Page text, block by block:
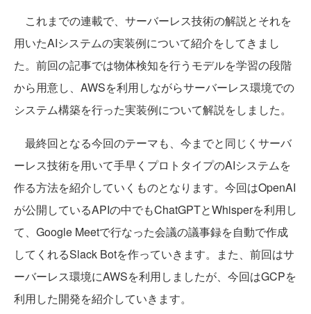
これまでの連載で、サーバーレス技術の解説とそれを
用いたAIシステムの実装例について紹介をしてきまし
た。前回の記事では物体検知を行うモデルを学習の段階
から用意し、AWSを利用しながらサーバーレス環境での
システム構築を行った実装例について解説をしました。
最終回となる今回のテーマも、今までと同じくサーバ
ーレス技術を用いて手早くプロトタイプのAIシステムを
作る方法を紹介していくものとなります。今回はOpenAI
が公開しているAPIの中でもChatGPTとWhisperを利用し
て、Google Meetで行なった会議の議事録を自動で作成
してくれるSlack Botを作っていきます。また、前回はサ
ーバーレス環境にAWSを利用しましたが、今回はGCPを
利用した開発を紹介していきます。